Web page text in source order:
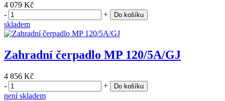
4 079 Kč
-
+ Do košíku
skladem
Zahradní čerpadlo MP 120/5A/GJ
4 856 Kč
-
+ Do košíku
není skladem